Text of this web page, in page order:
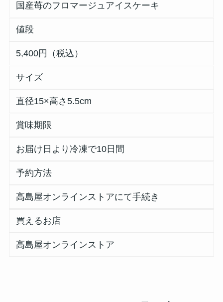
国産苺のフロマージュアイスケーキ
値段
5,400円（税込）
サイズ
直径15×高さ5.5cm
賞味期限
お届け日より冷凍で10日間
予約方法
高島屋オンラインストアにて手続き
買えるお店
高島屋オンラインストア